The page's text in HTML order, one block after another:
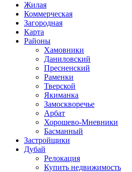
Жилая
Коммерческая
Загородная
Карта
Районы
Хамовники
Даниловский
Пресненский
Раменки
Тверской
Якиманка
Замоскворечье
Арбат
Хорошево-Мневники
Басманный
Застройщики
Дубай
Релокация
Купить недвижимость